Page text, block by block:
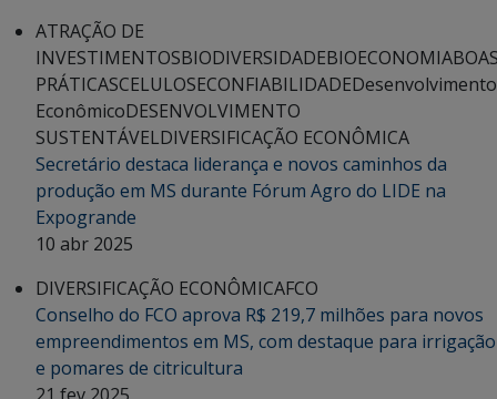
ATRAÇÃO DE
INVESTIMENTOSBIODIVERSIDADEBIOECONOMIA
PRÁTICASCELULOSECONFIABILIDADEDesenvolvimento
EconômicoDESENVOLVIMENTO
SUSTENTÁVELDIVERSIFICAÇÃO ECONÔMICA
Secretário destaca liderança e novos caminhos da
produção em MS durante Fórum Agro do LIDE na
Expogrande
10 abr 2025
DIVERSIFICAÇÃO ECONÔMICAFCO
Conselho do FCO aprova R$ 219,7 milhões para novos
empreendimentos em MS, com destaque para irrigação
e pomares de citricultura